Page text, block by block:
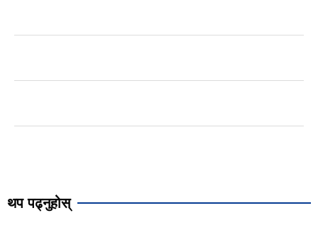
थप पढ्नुहोस्